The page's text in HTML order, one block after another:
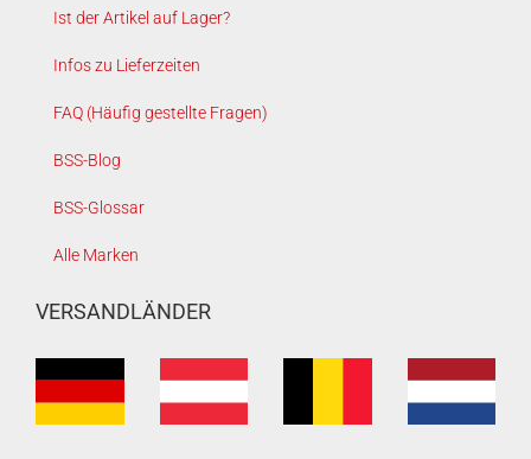
Ist der Artikel auf Lager?
Infos zu Lieferzeiten
FAQ (Häufig gestellte Fragen)
BSS-Blog
BSS-Glossar
Alle Marken
VERSANDLÄNDER